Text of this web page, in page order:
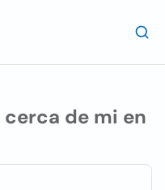
cerca de mi en